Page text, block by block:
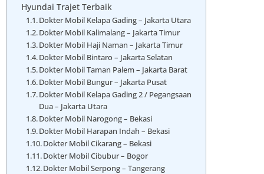
Hyundai Trajet Terbaik
Dokter Mobil Kelapa Gading – Jakarta Utara
Dokter Mobil Kalimalang – Jakarta Timur
Dokter Mobil Haji Naman – Jakarta Timur
Dokter Mobil Bintaro – Jakarta Selatan
Dokter Mobil Taman Palem – Jakarta Barat
Dokter Mobil Bungur – Jakarta Pusat
Dokter Mobil Kelapa Gading 2 / Pegangsaan
Dua – Jakarta Utara
Dokter Mobil Narogong – Bekasi
Dokter Mobil Harapan Indah – Bekasi
Dokter Mobil Cikarang – Bekasi
Dokter Mobil Cibubur – Bogor
Dokter Mobil Serpong – Tangerang